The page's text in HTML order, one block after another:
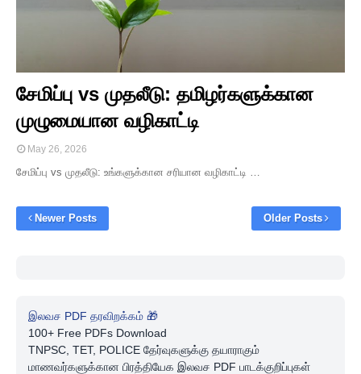
சேமிப்பு vs முதலீடு: தமிழர்களுக்கான
முழுமையான வழிகாட்டி
May 26, 2026
சேமிப்பு vs முதலீடு: உங்களுக்கான சரியான வழிகாட்டி …
Newer Posts Older Posts
இலவச PDF தரவிறக்கம் 🎁
100+ Free PDFs Download
TNPSC, TET, POLICE தேர்வுகளுக்கு தயாராகும்
மாணவர்களுக்கான பிரத்தியேக இலவச PDF பாடக்குறிப்புகள்